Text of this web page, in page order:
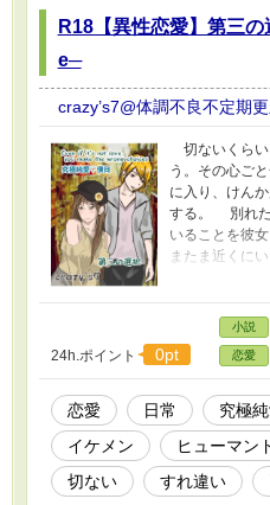
R18【異性恋愛】第三
e─
crazy’s7@体調不良不定期
切ないくらい
う。その心ご
に入り、けん
する。 別れた
いることを彼
またま近くに
しいと頼んだ
今でも好きで
こしい三角関
から初カノと
んな折、高校
年上の元カノ
ろうと言って
は？ 『もう、
す。
24h.ポイント 0pt
小説
恋愛
恋愛 日常
究極
イケメン
ヒューマン
切ない
すれ違い